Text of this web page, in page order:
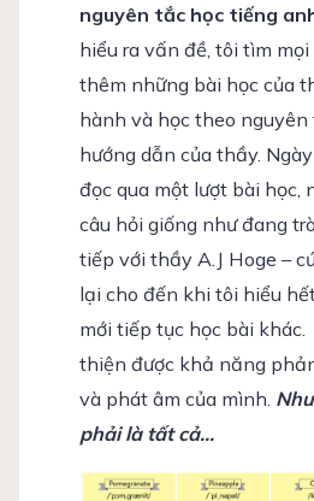
nguyên tắc học tiếng
hiểu ra vấn đề, tôi tìm mọi
thêm những bài học của
hành và học theo nguyên
hướng dẫn của thầy.
đọc qua một lượt bài học,
câu hỏi giống như đang
tiếp với thầy A.J Hoge –
lại cho đến khi tôi hiểu
mới tiếp tục học bài
thiện được khả năng
và phát âm của mình.
phải là tất cả…